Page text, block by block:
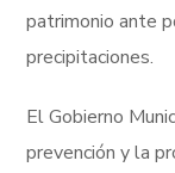
patrimonio ante
precipitaciones.
El Gobierno
prevención y la